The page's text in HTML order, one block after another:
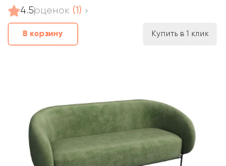
4.5оценок (1)
В корзину Купить в 1 клик